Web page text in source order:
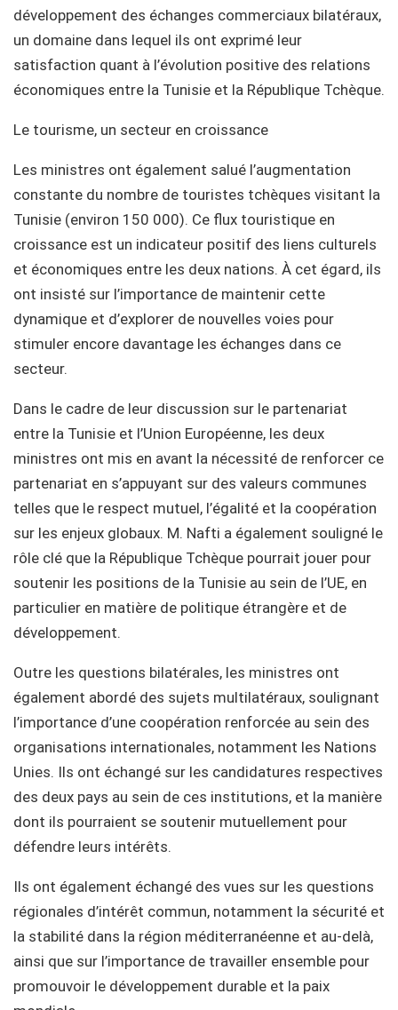
développement des échanges commerciaux bilatéraux,
un domaine dans lequel ils ont exprimé leur
satisfaction quant à l’évolution positive des relations
économiques entre la Tunisie et la République Tchèque.
Le tourisme, un secteur en croissance
Les ministres ont également salué l’augmentation
constante du nombre de touristes tchèques visitant la
Tunisie (environ 150 000). Ce flux touristique en
croissance est un indicateur positif des liens culturels
et économiques entre les deux nations. À cet égard, ils
ont insisté sur l’importance de maintenir cette
dynamique et d’explorer de nouvelles voies pour
stimuler encore davantage les échanges dans ce
secteur.
Dans le cadre de leur discussion sur le partenariat
entre la Tunisie et l’Union Européenne, les deux
ministres ont mis en avant la nécessité de renforcer ce
partenariat en s’appuyant sur des valeurs communes
telles que le respect mutuel, l’égalité et la coopération
sur les enjeux globaux. M. Nafti a également souligné le
rôle clé que la République Tchèque pourrait jouer pour
soutenir les positions de la Tunisie au sein de l’UE, en
particulier en matière de politique étrangère et de
développement.
Outre les questions bilatérales, les ministres ont
également abordé des sujets multilatéraux, soulignant
l’importance d’une coopération renforcée au sein des
organisations internationales, notamment les Nations
Unies. Ils ont échangé sur les candidatures respectives
des deux pays au sein de ces institutions, et la manière
dont ils pourraient se soutenir mutuellement pour
défendre leurs intérêts.
Ils ont également échangé des vues sur les questions
régionales d’intérêt commun, notamment la sécurité et
la stabilité dans la région méditerranéenne et au-delà,
ainsi que sur l’importance de travailler ensemble pour
promouvoir le développement durable et la paix